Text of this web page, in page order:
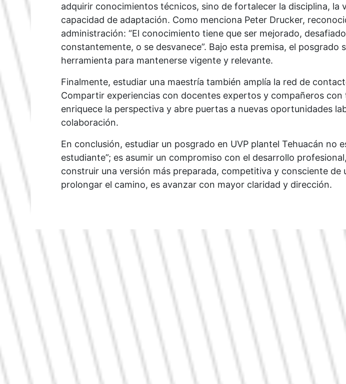
adquirir conocimientos técnicos, sino de fortalecer la disciplina, la
capacidad de adaptación. Como menciona Peter Drucker,
administración: “El conocimiento tiene que ser mejorado,
constantemente, o se desvanece”. Bajo esta premisa, el posgrado
herramienta para mantenerse vigente y relevante.
Finalmente, estudiar una maestría también amplía la red de
Compartir experiencias con docentes expertos y compañeros
enriquece la perspectiva y abre puertas a nuevas oportunidades
colaboración.
En conclusión, estudiar un posgrado en UVP plantel Tehuacán no
estudiante”; es asumir un compromiso con el desarrollo
construir una versión más preparada, competitiva y consciente de
prolongar el camino, es avanzar con mayor claridad y dirección.